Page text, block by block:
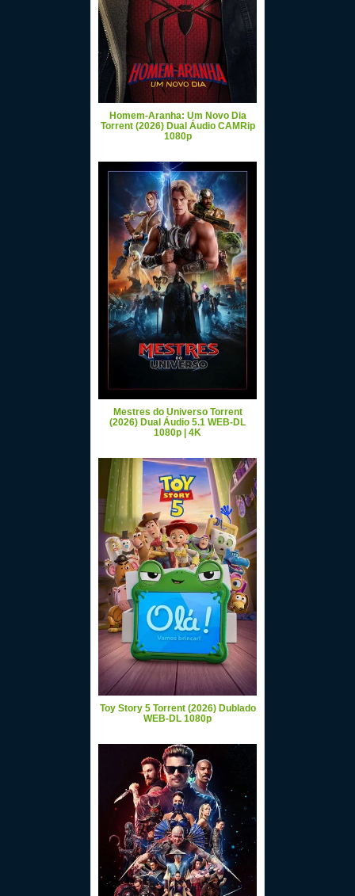
Homem-Aranha: Um Novo Dia
Torrent (2026) Dual Áudio CAMRip
1080p
Mestres do Universo Torrent
(2026) Dual Áudio 5.1 WEB-DL
1080p | 4K
Toy Story 5 Torrent (2026) Dublado
WEB-DL 1080p